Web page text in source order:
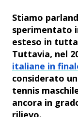
Stiamo
sperimentato
esteso in tutta
Tuttavia, nel
italiane in
considerato
tennis
ancora in
rilievo.